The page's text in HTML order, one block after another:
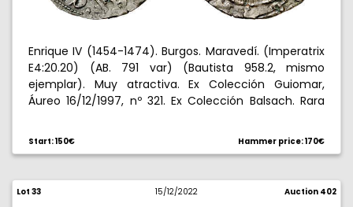
Enrique IV (1454-1474). Burgos. Maravedí. (Imperatrix
E4:20.20) (AB. 791 var) (Bautista 958.2, mismo
ejemplar). Muy atractiva. Ex Colección Guiomar,
Áureo 16/12/1997, nº 321. Ex Colección Balsach. Rara
Start: 150€ Hammer price: 170€
Lot 33 15/12/2022 Auction 402